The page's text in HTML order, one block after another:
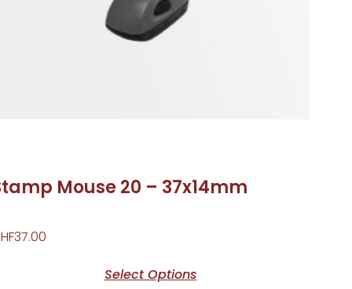
Mouse 20 – 37x14mm
37.00
Select Options